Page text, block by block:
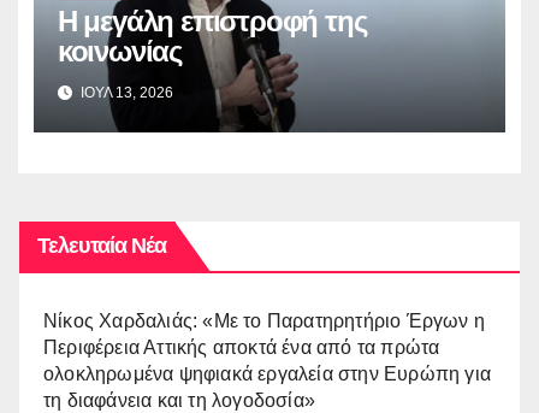
Η μεγάλη επιστροφή της
κοινωνίας
ΙΟΥΛ 13, 2026
Τελευταία Νέα
Νίκος Χαρδαλιάς: «Με το Παρατηρητήριο Έργων η
Περιφέρεια Αττικής αποκτά ένα από τα πρώτα
ολοκληρωμένα ψηφιακά εργαλεία στην Ευρώπη για
τη διαφάνεια και τη λογοδοσία»